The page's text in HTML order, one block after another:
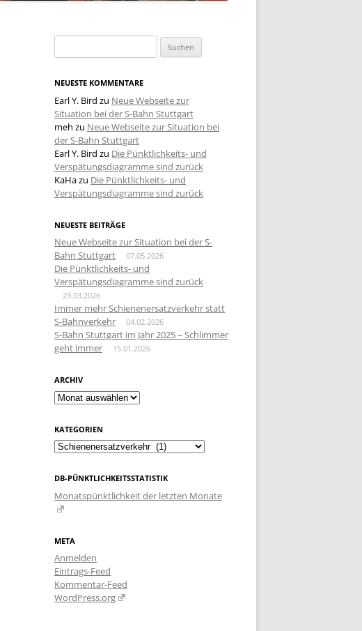
nach:
NEUESTE KOMMENTARE
Earl Y. Bird zu Neue Webseite zur
Situation bei der S-Bahn Stuttgart
meh zu Neue Webseite zur Situation bei
der S-Bahn Stuttgart
Earl Y. Bird zu Die Pünktlichkeits- und
Verspätungsdiagramme sind zurück
KaHazu Die Pünktlichkeits- und
Verspätungsdiagramme sind zurück
NEUESTE BEITRÄGE
Neue Webseite zur Situation bei der S-
Bahn Stuttgart
07.05.2026
Die Pünktlichkeits- und
Verspätungsdiagramme sind zurück
29.03.2026
Immer mehr Schienenersatzverkehr statt
S-Bahnverkehr
04.02.2026
S-Bahn Stuttgart im Jahr 2025 – Schlimmer
geht immer
15.01.2026
ARCHIV
Archiv
KATEGORIEN
Kategorien
DB-PÜNKTLICHKEITSSTATISTIK
Monatspünktlichkeit der letzten Monate
META
Anmelden
Eintrags-Feed
Kommentar-Feed
WordPress.org